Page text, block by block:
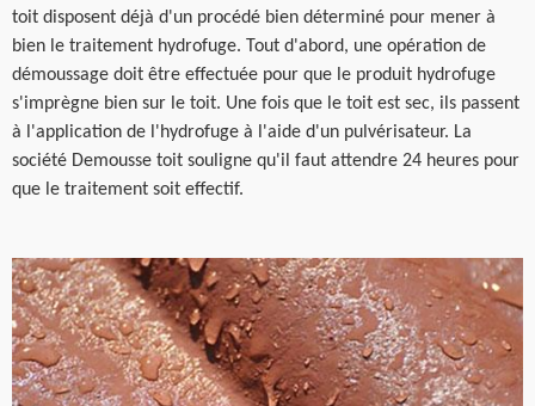
toit disposent déjà d'un procédé bien déterminé pour mener à
bien le traitement hydrofuge. Tout d'abord, une opération de
démoussage doit être effectuée pour que le produit hydrofuge
s'imprègne bien sur le toit. Une fois que le toit est sec, ils passent
à l'application de l'hydrofuge à l'aide d'un pulvérisateur. La
société Demousse toit souligne qu'il faut attendre 24 heures pour
que le traitement soit effectif.